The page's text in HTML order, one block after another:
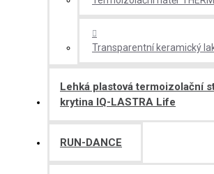
Transparentní keramický
Lehká plastová termoizolační
krytina IQ-LASTRA Life
RUN-DANCE